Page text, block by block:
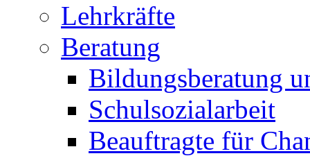
Lehrkräfte
Beratung
Bildungsberatung
Schulsozialarbeit
Beauftragte für